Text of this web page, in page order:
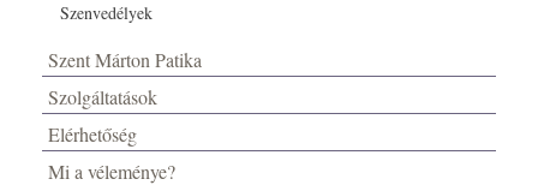
Szenvedélyek
Szent Márton Patika
Szolgáltatások
Elérhetőség
Mi a véleménye?